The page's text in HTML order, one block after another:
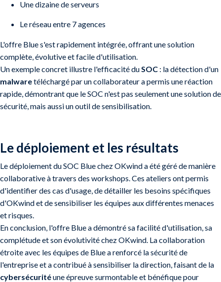
Une dizaine de serveurs
Le réseau entre 7 agences
L'offre Blue s'est rapidement intégrée, offrant une solution
complète, évolutive et facile d'utilisation.
Un exemple concret illustre l'efficacité du SOC : la détection d'un
malwaretéléchargé par un collaborateur a permis une réaction
rapide, démontrant que le SOC n'est pas seulement une solution de
sécurité, mais aussi un outil de sensibilisation.
Le déploiement et les résultats
Le déploiement du SOC Blue chez OKwind a été géré de manière
collaborative à travers des workshops. Ces ateliers ont permis
d'identifier des cas d'usage, de détailler les besoins spécifiques
d'OKwind et de sensibiliser les équipes aux différentes menaces
et risques.
En conclusion, l'offre Blue a démontré sa facilité d'utilisation, sa
complétude et son évolutivité chez OKwind. La collaboration
étroite avec les équipes de Blue a renforcé la sécurité de
l'entreprise et a contribué à sensibiliser la direction, faisant de la
cybersécuritéune épreuve surmontable et bénéfique pour